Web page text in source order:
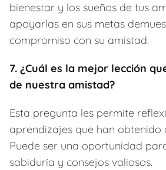
bienestar y los sueños de tus
apoyarlas en sus metas
compromiso con su amistad.
7. ¿Cuál es la mejor lección
de nuestra amistad?
Esta pregunta les permite
aprendizajes que han obtenido
Puede ser una oportunidad
sabiduría y consejos valiosos.